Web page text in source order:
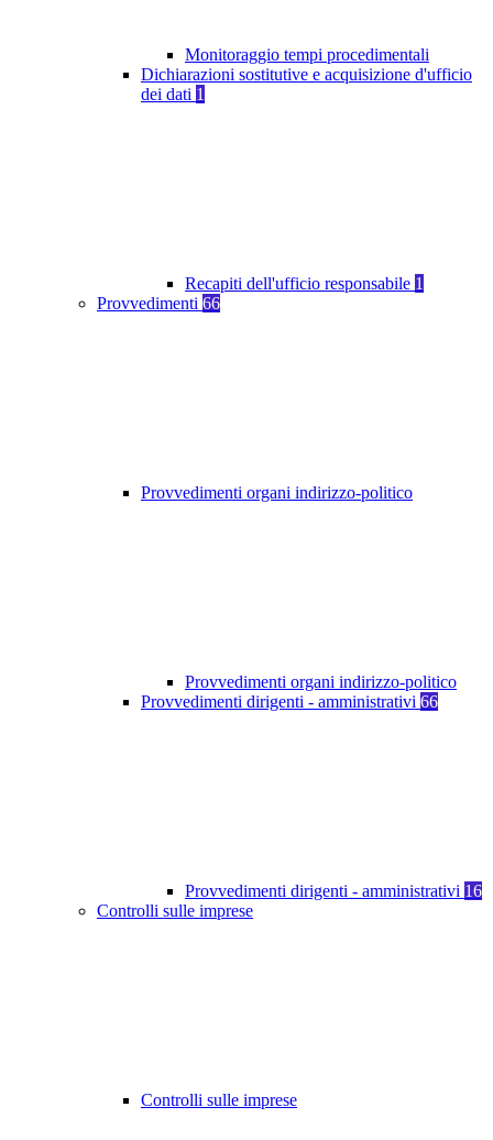
Monitoraggio tempi procedimentali
Dichiarazioni sostitutive e acquisizione d'ufficio
dei dati 1
Recapiti dell'ufficio responsabile 1
Provvedimenti 66
Provvedimenti organi indirizzo-politico
Provvedimenti organi indirizzo-politico
Provvedimenti dirigenti - amministrativi 66
Provvedimenti dirigenti - amministrativi 16
Controlli sulle imprese
Controlli sulle imprese